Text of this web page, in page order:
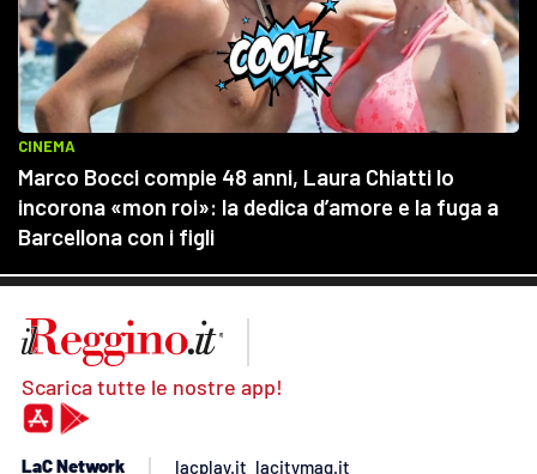
Scarica tutte le nostre app!
LaC Network lacplay.it lacitymag.it